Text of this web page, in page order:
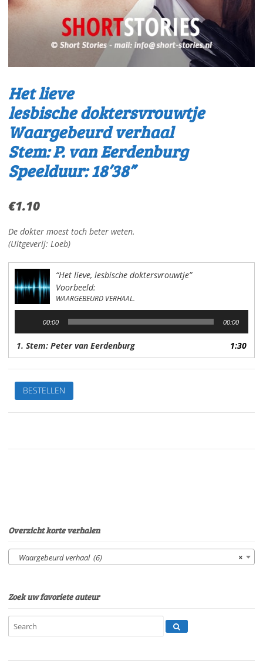
Het lieve
lesbische doktersvrouwtje
Waargebeurd verhaal
Stem: P. van Eerdenburg
Speelduur: 18’38”
€1.10
De dokter moest toch beter weten.
(Uitgeverij: Loeb)
“Het lieve, lesbische doktersvrouwtje”
Voorbeeld:
WAARGEBEURD VERHAAL.
00:00 00:00
1. Stem: Peter van Eerdenburg 1:30
Het
lievelesbische
doktersvrouwtjeWaargebeurd
van
BESTELLEN
Overzicht korte verhalen
×
Waargebeurd verhaal (6)
Zoek uw favoriete auteur